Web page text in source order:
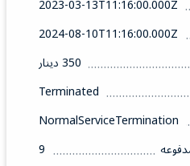
2023-03-13T11:16:00.000Z
2024-08-10T11:16:00.000Z
350 دينار
Terminated
NormalServiceTermination
9